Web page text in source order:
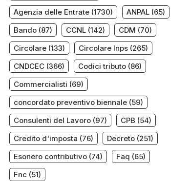
Agenzia delle Entrate(1730) ANPAL(65)
Bando(87) CCNL(142) CDM (70)
Circolare(133) Circolare Inps(265)
CNDCEC(366) Codici tributo(86)
Commercialisti (69)
concordato preventivo biennale(59)
Consulenti del Lavoro(97) CPB (54)
Credito d'imposta (76) Decreto(251)
Esonero contributivo(74) Faq (65)
Fnc (51)